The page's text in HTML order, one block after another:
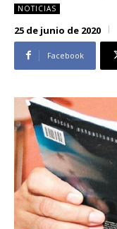
Alianza
Libertad y
Frente Amplio
Nueva Ruta
Noticias
Contáctenos
Suscríbase
Manténgase
noticias
Alianza
Libertad y
Frente Amplio
Nueva Ruta
Noticias
Contáctenos
Suscríbase
Manténgase
noticias
NOTICIAS
25 de junio de 2020
Facebook